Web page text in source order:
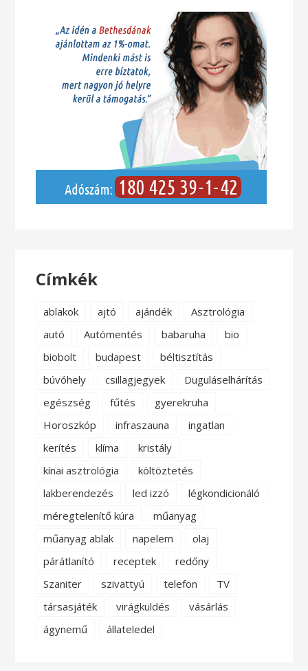
Címkék
ablakok ajtó ajándék
Asztrológia
autó
Autómentés babaruha
bio
biobolt
budapest
béltisztítás
búvóhely
csillagjegyek
Duguláselhárítás
egészség
fűtés
gyerekruha
Horoszkóp
infraszauna
ingatlan
kerítés
klíma
kristály
kínai asztrológia
költöztetés
lakberendezés
led izzó
légkondicionáló
méregtelenítő kúra
műanyag
műanyag ablak
napelem
olaj
párátlanító
receptek
redőny
Szaniter
szivattyú telefon
TV
társasjáték
virágküldés
vásárlás
ágynemű
állateledel